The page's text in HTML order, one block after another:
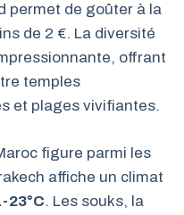
permet de goûter à la
de 2 €. La diversité
offrant
temples
et plages vivifiantes.
figure parmi les
affiche un climat
23°C. Les souks, la